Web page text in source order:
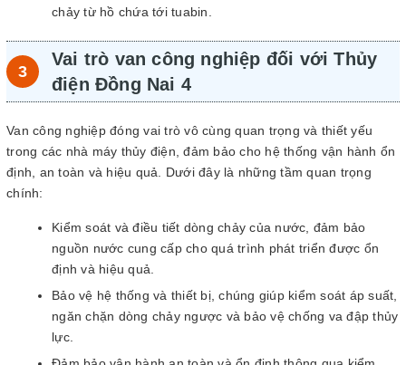
chảy từ hồ chứa tới tuabin.
Vai trò van công nghiệp đối với Thủy
điện Đồng Nai 4
Van công nghiệp đóng vai trò vô cùng quan trọng và thiết yếu
trong các nhà máy thủy điện, đảm bảo cho hệ thống vận hành ổn
định, an toàn và hiệu quả. Dưới đây là những tầm quan trọng
chính:
Kiểm soát và điều tiết dòng chảy của nước, đảm bảo
nguồn nước cung cấp cho quá trình phát triển được ổn
định và hiệu quả.
Bảo vệ hệ thống và thiết bị, chúng giúp kiểm soát áp suất,
ngăn chặn dòng chảy ngược và bảo vệ chống va đập thủy
lực.